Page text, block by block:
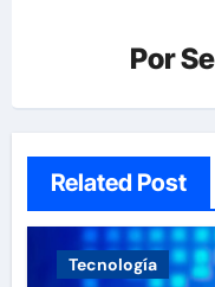
Por
Related Post
Tecnología